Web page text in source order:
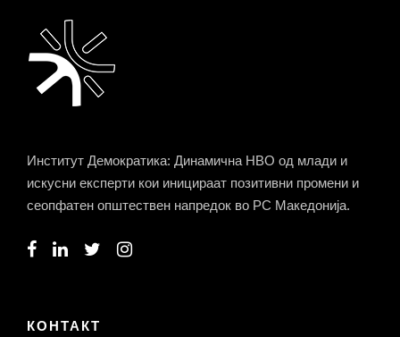
Институт Демократика: Динамична НВО од млади и
искусни експерти кои иницираат позитивни промени и
сеопфатен општествен напредок во РС Македонија.
КОНТАКТ